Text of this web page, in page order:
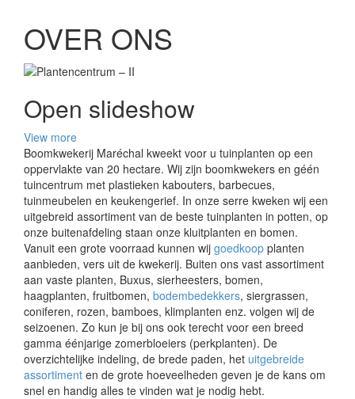
OVER ONS
Open slideshow
View more
Boomkwekerij Maréchal kweekt voor u tuinplanten op een
oppervlakte van 20 hectare. Wij zijn boomkwekers en géén
tuincentrum met plastieken kabouters, barbecues,
tuinmeubelen en keukengerief. In onze serre kweken wij een
uitgebreid assortiment van de beste tuinplanten in potten, op
onze buitenafdeling staan onze kluitplanten en bomen.
Vanuit een grote voorraad kunnen wij goedkoop planten
aanbieden, vers uit de kwekerij. Buiten ons vast assortiment
aan vaste planten, Buxus, sierheesters, bomen,
haagplanten, fruitbomen, bodembedekkers, siergrassen,
coniferen, rozen, bamboes, klimplanten enz. volgen wij de
seizoenen. Zo kun je bij ons ook terecht voor een breed
gamma éénjarige zomerbloeiers (perkplanten). De
overzichtelijke indeling, de brede paden, het uitgebreide
assortiment en de grote hoeveelheden geven je de kans om
snel en handig alles te vinden wat je nodig hebt.